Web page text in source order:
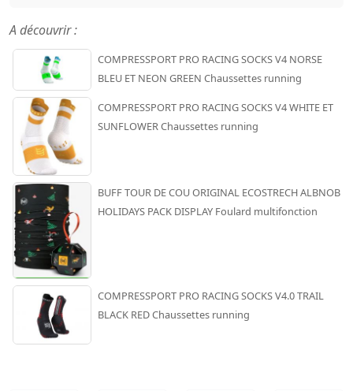
A découvrir :
COMPRESSPORT PRO RACING SOCKS V4 NORSE
BLEU ET NEON GREEN Chaussettes running
COMPRESSPORT PRO RACING SOCKS V4 WHITE ET
SUNFLOWER Chaussettes running
BUFF TOUR DE COU ORIGINAL ECOSTRECH ALBNOB
HOLIDAYS PACK DISPLAY Foulard multifonction
COMPRESSPORT PRO RACING SOCKS V4.0 TRAIL
BLACK RED Chaussettes running